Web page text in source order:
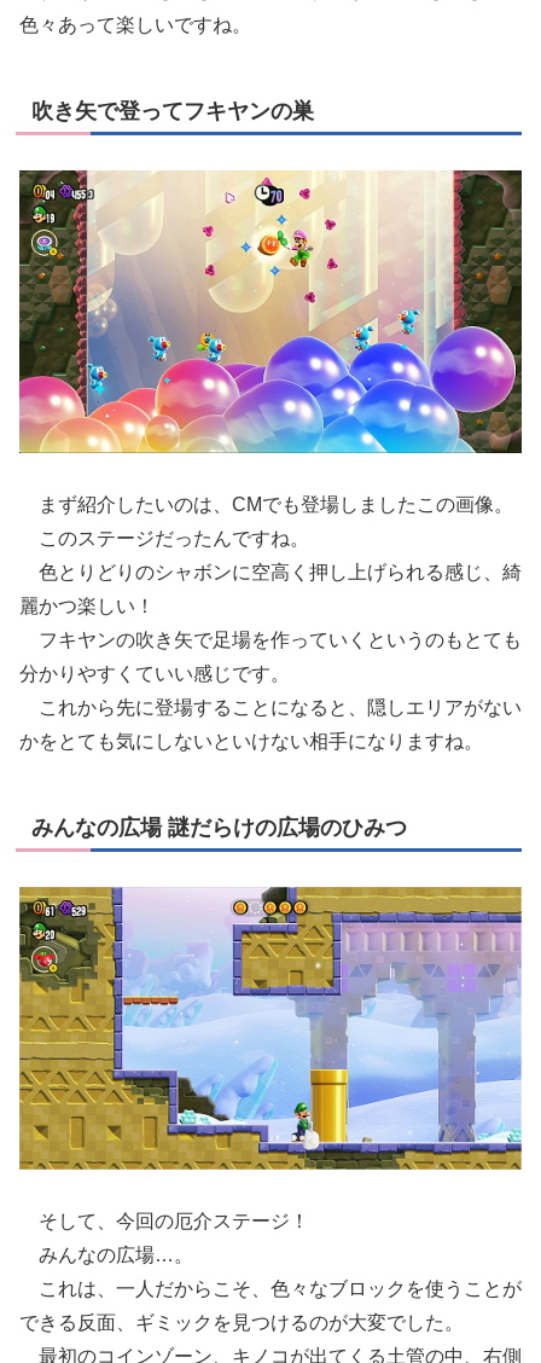
色々あって楽しいですね。
吹き矢で登ってフキヤンの巣
まず紹介したいのは、CMでも登場しましたこの画像。
このステージだったんですね。
色とりどりのシャボンに空高く押し上げられる感じ、綺
麗かつ楽しい！
フキヤンの吹き矢で足場を作っていくというのもとても
分かりやすくていい感じです。
これから先に登場することになると、隠しエリアがない
かをとても気にしないといけない相手になりますね。
みんなの広場 謎だらけの広場のひみつ
そして、今回の厄介ステージ！
みんなの広場…。
これは、一人だからこそ、色々なブロックを使うことが
できる反面、ギミックを見つけるのが大変でした。
最初のコインゾーン、キノコが出てくる土管の中、右側